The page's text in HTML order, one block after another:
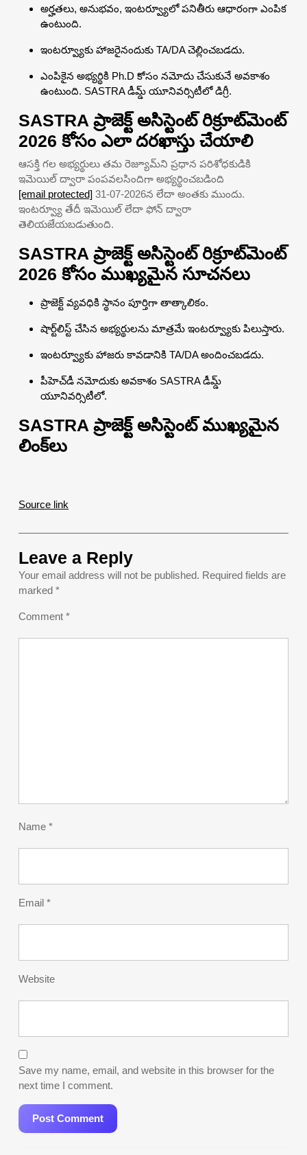
అర్హతలు, అనుభవం, ఇంటర్వ్యూలో పనితీరు ఆధారంగా ఎంపిక
ఉంటుంది.
ఇంటర్వ్యూకు హాజరైనందుకు TA/DA చెల్లించబడదు.
ఎంపికైన అభ్యర్థికి Ph.D కోసం నమోదు చేసుకునే అవకాశం
ఉంటుంది. SASTRA డీమ్డ్ యూనివర్సిటీలో డిగ్రీ.
SASTRA ప్రాజెక్ట్ అసిస్టెంట్ రిక్రూట్‌మెంట్
2026 కోసం ఎలా దరఖాస్తు చేయాలి
ఆసక్తి గల అభ్యర్థులు తమ రెజ్యూమ్‌ని ప్రధాన పరిశోధకుడికి
ఇమెయిల్ ద్వారా పంపవలసిందిగా అభ్యర్థించబడింది
[email protected] 31-07-2026న లేదా అంతకు ముందు.
ఇంటర్వ్యూ తేదీ ఇమెయిల్ లేదా ఫోన్ ద్వారా
తెలియజేయబడుతుంది.
SASTRA ప్రాజెక్ట్ అసిస్టెంట్ రిక్రూట్‌మెంట్
2026 కోసం ముఖ్యమైన సూచనలు
ప్రాజెక్ట్ వ్యవధికి స్థానం పూర్తిగా తాత్కాలికం.
షార్ట్‌లిస్ట్ చేసిన అభ్యర్థులను మాత్రమే ఇంటర్వ్యూకు పిలుస్తారు.
ఇంటర్వ్యూకు హాజరు కావడానికి TA/DA అందించబడదు.
పీహెచ్‌డీ నమోదుకు అవకాశం SASTRA డీమ్డ్
యూనివర్సిటీలో.
SASTRA ప్రాజెక్ట్ అసిస్టెంట్ ముఖ్యమైన
లింక్‌లు
Source link
Leave a Reply
Your email address will not be published. Required fields are
marked *
Comment *
Name *
Email *
Website
Save my name, email, and website in this browser for the
next time I comment.